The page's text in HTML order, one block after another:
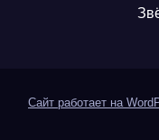
Сайт работает на